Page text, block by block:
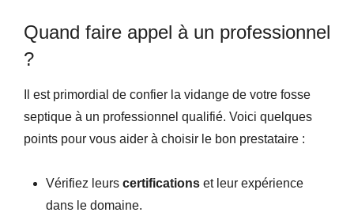
Quand faire appel à un professionnel
?
Il est primordial de confier la vidange de votre fosse
septique à un professionnel qualifié. Voici quelques
points pour vous aider à choisir le bon prestataire :
Vérifiez leurs certifications et leur expérience
dans le domaine.